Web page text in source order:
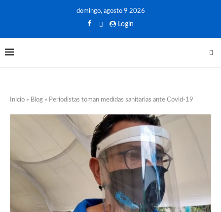
domingo, agosto 9 2026
Login
Inicio » Blog » Periodistas toman medidas sanitarias ante Covid-19